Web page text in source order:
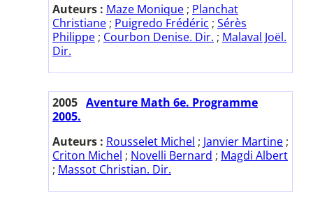
Auteurs : Maze Monique ; Planchat
Christiane ; Puigredo Frédéric ; Sérès
Philippe ; Courbon Denise. Dir. ; Malaval Joël.
Dir.
2005 Aventure Math 6e. Programme
2005.
Auteurs : Rousselet Michel ; Janvier Martine ;
Criton Michel ; Novelli Bernard ; Magdi Albert
; Massot Christian. Dir.